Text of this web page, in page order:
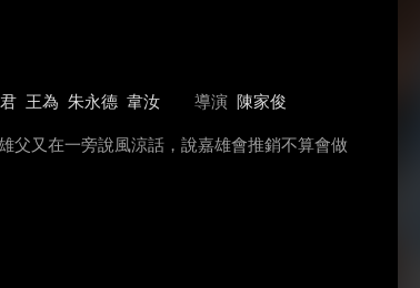
王為 朱永德 韋汝 導演 陳家俊
父又在一旁說風涼話，說嘉雄會推銷不算會做